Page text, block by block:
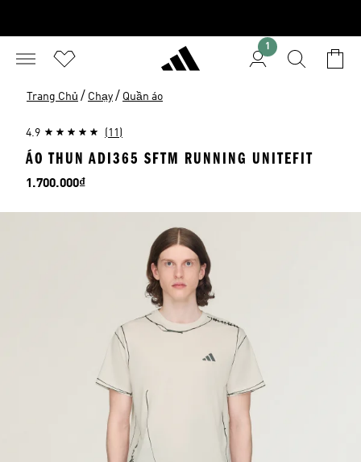
1
Trang Chủ / Chạy / Quần áo
4.9 (11)
ÁO THUN ADI365 SFTM RUNNING UNITEFIT
Giá
1.700.000₫